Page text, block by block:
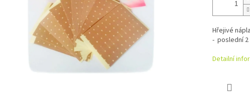
Hřejivé
- poslední 2
Detailní